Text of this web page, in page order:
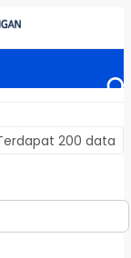
200 data